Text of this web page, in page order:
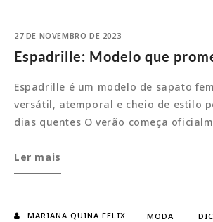
27 DE NOVEMBRO DE 2023
Espadrille: Modelo que
Espadrille é um modelo de sapato
versátil, atemporal e cheio de estilo
dias quentes O verão começa
Espadrille:
Modelo
promete
Ler mais
MARIANA QUINA FELIX MODA